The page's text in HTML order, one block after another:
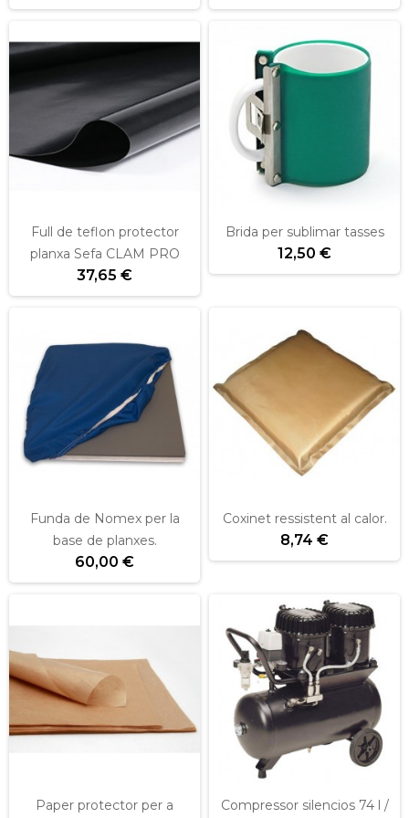
Full de teflon protector
planxa Sefa CLAM PRO
37,65 €
Brida per sublimar tasses
12,50 €
Funda de Nomex per la
base de planxes.
60,00 €
Coxinet ressistent al calor.
8,74 €
Paper protector per a
Compressor silencios 74 l /